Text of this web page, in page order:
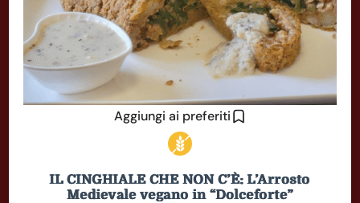
Aggiungi ai preferiti
IL CINGHIALE CHE NON C’È: L’Arrosto
Medievale vegano in “Dolceforte”